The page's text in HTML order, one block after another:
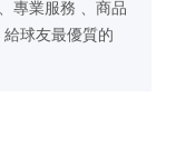
專業服務 、商品
球友最優質的